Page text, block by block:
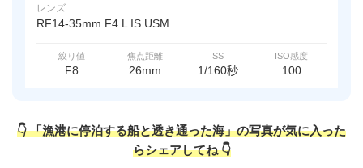
レンズ
RF14-35mm F4 L IS USM
絞り値
F8
焦点距離
26mm
SS
1/160秒
ISO感度
100
👇 「漁港に停泊する船と透き通った海」の写真が気に入った
らシェアしてね 👇